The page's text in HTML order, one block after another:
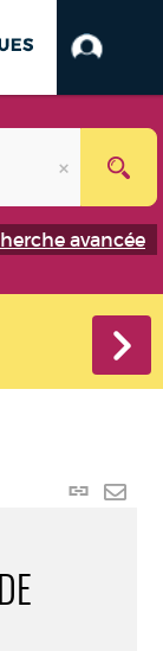
avancée
Lien